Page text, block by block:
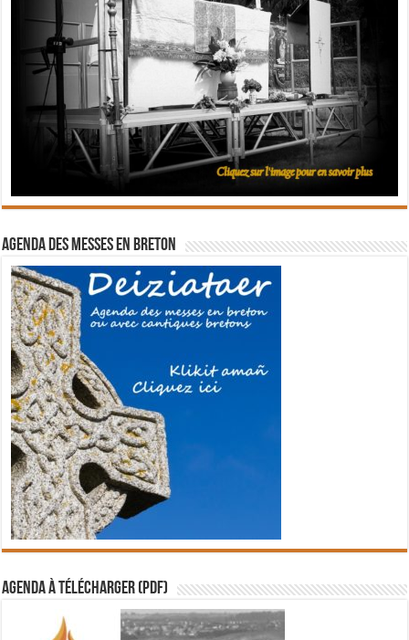
Agenda des messes en breton
Agenda à télécharger (PDF)